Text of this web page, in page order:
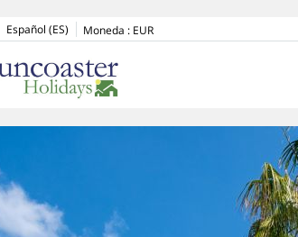
Español (ES) Moneda : EUR